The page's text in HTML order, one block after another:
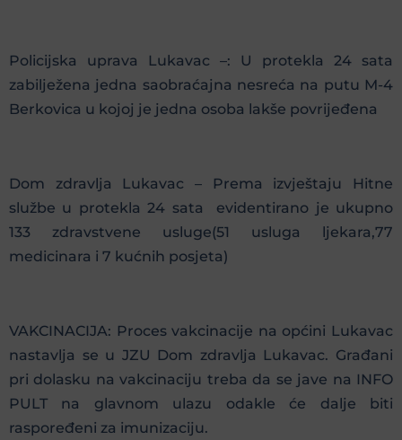
Policijska uprava Lukavac –: U protekla 24 sata
zabilježena jedna saobraćajna nesreća na putu M-4
Berkovica u kojoj je jedna osoba lakše povrijeđena
Dom zdravlja Lukavac – Prema izvještaju Hitne
službe u protekla 24 sata evidentirano je ukupno
133 zdravstvene usluge(51 usluga ljekara,77
medicinara i 7 kućnih posjeta)
VAKCINACIJA: Proces vakcinacije na općini Lukavac
nastavlja se u JZU Dom zdravlja Lukavac. Građani
pri dolasku na vakcinaciju treba da se jave na INFO
PULT na glavnom ulazu odakle će dalje biti
raspoređeni za imunizaciju.